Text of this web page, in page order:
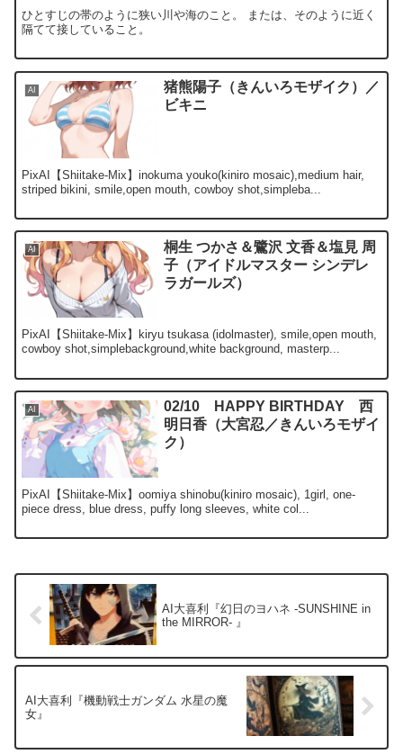
ひとすじの帯のように狭い川や海のこと。 または、そのように近く
隔てて接していること。
AI
猪熊陽子（きんいろモザイク）／
ビキニ
PixAI【Shiitake-Mix】inokuma youko(kiniro mosaic),medium hair,
striped bikini, smile,open mouth, cowboy shot,simpleba...
AI
桐生 つかさ＆鷺沢 文香＆塩見 周
子（アイドルマスター シンデレ
ラガールズ）
PixAI【Shiitake-Mix】kiryu tsukasa (idolmaster), smile,open mouth,
cowboy shot,simplebackground,white background, masterp...
AI
02/10 HAPPY BIRTHDAY 西
明日香（大宮忍／きんいろモザイ
ク）
PixAI【Shiitake-Mix】oomiya shinobu(kiniro mosaic), 1girl, one-
piece dress, blue dress, puffy long sleeves, white col...
AI大喜利『幻日のヨハネ -SUNSHINE in
the MIRROR- 』
AI大喜利『機動戦士ガンダム 水星の魔
女』